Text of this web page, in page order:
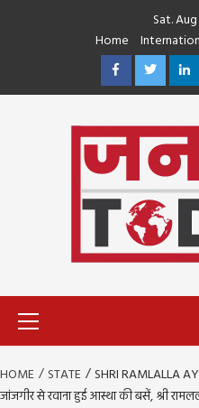
Sat.
Home
FacebookTwitter
HOME STATE
SHRI RAMLALLA
जांजगीर से रवाना हुई आस्था की बसें, श्री